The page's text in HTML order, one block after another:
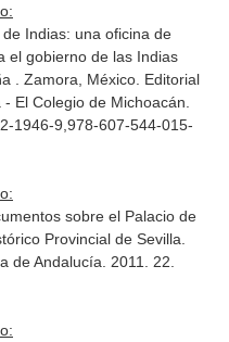
Indias: una oficina de
el gobierno de las Indias
. Zamora, México. Editorial
El Colegio de Michoacán.
1946-9,978-607-544-015-
sobre el Palacio de
Provincial de Sevilla.
de Andalucía. 2011. 22.